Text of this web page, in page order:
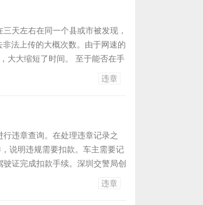
天左右在同一个县或市被发现，
法上传的大概次数。由于网速的
大大缩短了时间。 至于能否在手
士的建议处理。 因为你手机使
违章
违章查询。在处理违章记录之
说明违规需要扣款。车主需要记
证完成扣款手续。深圳交警局创
收集当事人的身份证、头像、驾
违章